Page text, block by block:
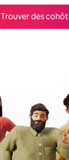
Trouver des